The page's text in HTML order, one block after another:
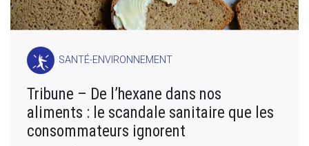
SANTÉ-ENVIRONNEMENT
Tribune – De l’hexane dans nos
aliments : le scandale sanitaire que les
consommateurs ignorent